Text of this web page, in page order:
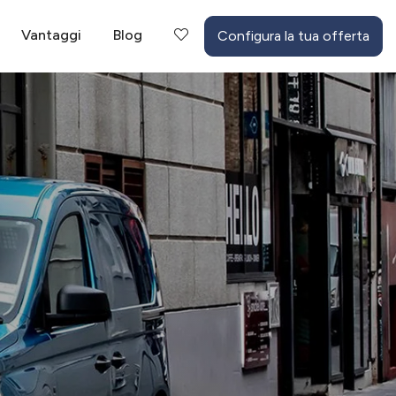
Vantaggi Blog Configura la tua offerta